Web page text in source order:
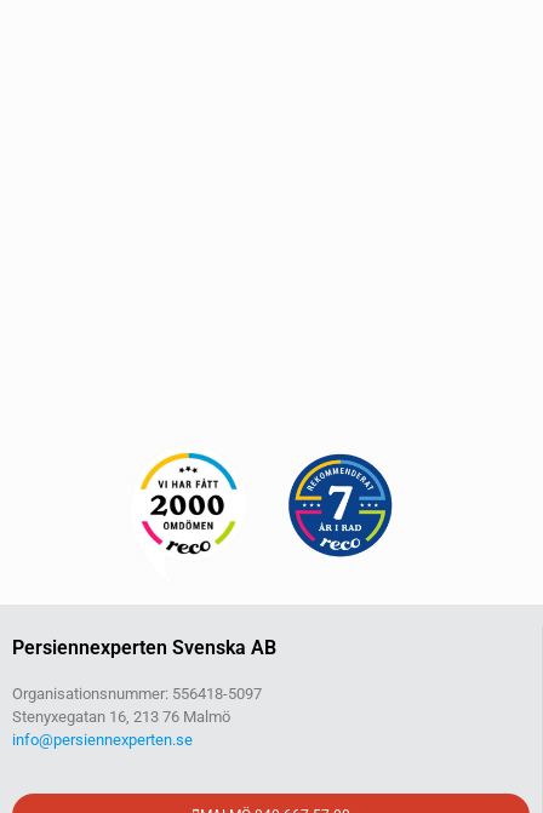
Persiennexperten Svenska AB
Organisationsnummer: 556418-5097
Stenyxegatan 16, 213 76 Malmö
info@persiennexperten.se